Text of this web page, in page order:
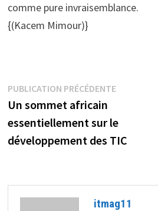
comme pure invraisemblance.
{(Kacem Mimour)}
Navigation
de
l’article
PUBLICATION PRÉCÉDENTE
Un sommet africain
essentiellement sur le
développement des TIC
itmag11